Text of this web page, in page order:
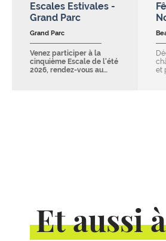
Escales Estivales -
Grand Parc
Grand Parc
Venez participer à la
cinquième Escale de l'été
2026, rendez-vous au…
et
Et aussi